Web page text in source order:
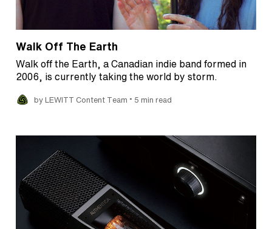
Walk Off The Earth
Walk off the Earth, a Canadian indie band formed in
2006, is currently taking the world by storm.
by LEWITT Content Team • 5 min read